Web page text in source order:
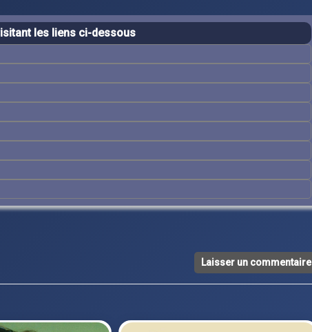
les liens ci-dessous
Laisser un commentaire